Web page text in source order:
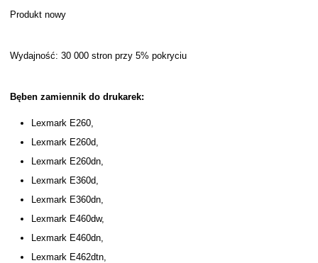
Produkt nowy
Wydajność: 30 000 stron przy 5% pokryciu
Bęben zamiennik do drukarek:
Lexmark E260,
Lexmark E260d,
Lexmark E260dn,
Lexmark E360d,
Lexmark E360dn,
Lexmark E460dw,
Lexmark E460dn,
Lexmark E462dtn,